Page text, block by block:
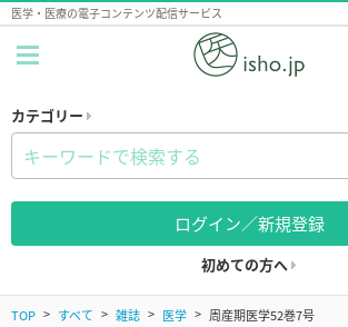
医学・医療の電子コンテンツ配信サービス
カテゴリー
ログイン／新規登録
初めての方へ
TOP すべて 雑誌 医学 周産期医学52巻7号